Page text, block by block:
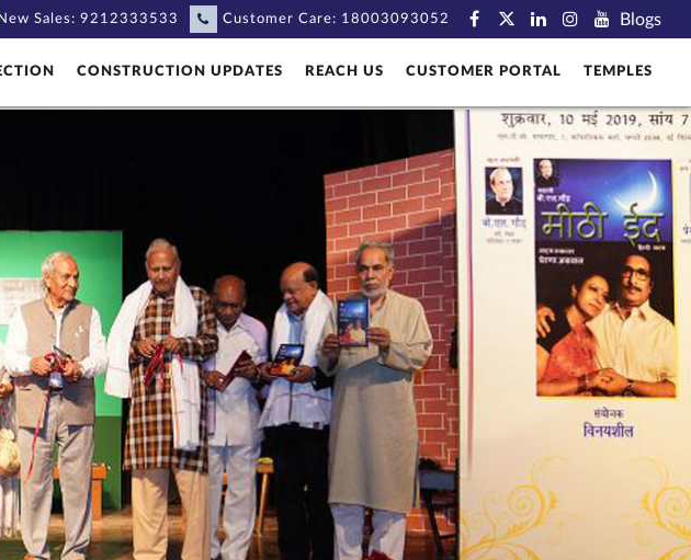
Blogs
New Sales: 9212333533 Customer Care: 18003093052
CONSTRUCTION UPDATES REACH US CUSTOMER PORTAL TEMPLES